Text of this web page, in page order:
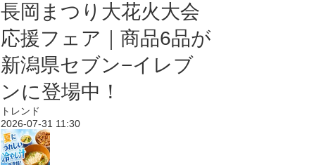
長岡まつり大花火大会
応援フェア｜商品6品が
新潟県セブン−イレブ
ンに登場中！
トレンド
2026-07-31 11:30